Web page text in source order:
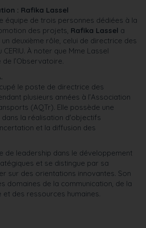
: Rafika Lassel
équipe de trois personnes dédiées à la
des projets, Rafika Lassel a
deuxième rôle, celui de directrice des
À noter que Mme Lassel
l’Observatoire.
le poste de directrice des
plusieurs années à l’Association
(AQTr). Elle possède une
la réalisation d'objectifs
et la diffusion des
de leadership dans le développement
et se distingue par sa
sur des orientations innovantes. Son
domaines de la communication, de la
des ressources humaines.